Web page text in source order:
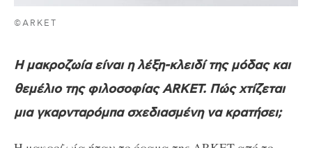
©ARKET
Η μακροζωία είναι η λέξη-κλειδί της μόδας και
θεμέλιο της φιλοσοφίας ARKET. Πώς χτίζεται
μια γκαρνταρόμπα σχεδιασμένη να κρατήσει;